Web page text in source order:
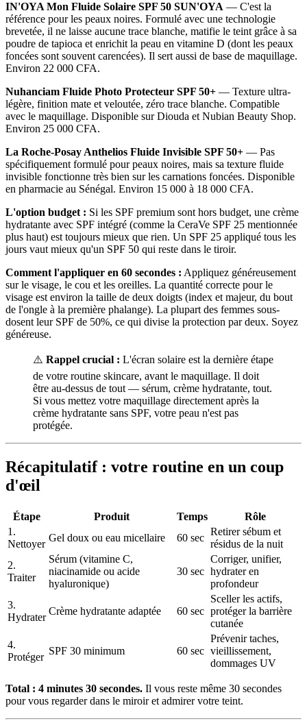
IN'OYA Mon Fluide Solaire SPF 50 SUN'OYA — C'est la
référence pour les peaux noires. Formulé avec une technologie
brevetée, il ne laisse aucune trace blanche, matifie le teint grâce à sa
poudre de tapioca et enrichit la peau en vitamine D (dont les peaux
foncées sont souvent carencées). Il sert aussi de base de maquillage.
Environ 22 000 CFA.
Nuhanciam Fluide Photo Protecteur SPF 50+ — Texture ultra-
légère, finition mate et veloutée, zéro trace blanche. Compatible
avec le maquillage. Disponible sur Diouda et Nubian Beauty Shop.
Environ 25 000 CFA.
La Roche-Posay Anthelios Fluide Invisible SPF 50+ — Pas
spécifiquement formulé pour peaux noires, mais sa texture fluide
invisible fonctionne très bien sur les carnations foncées. Disponible
en pharmacie au Sénégal. Environ 15 000 à 18 000 CFA.
L'option budget : Si les SPF premium sont hors budget, une crème
hydratante avec SPF intégré (comme la CeraVe SPF 25 mentionnée
plus haut) est toujours mieux que rien. Un SPF 25 appliqué tous les
jours vaut mieux qu'un SPF 50 qui reste dans le tiroir.
Comment l'appliquer en 60 secondes : Appliquez généreusement
sur le visage, le cou et les oreilles. La quantité correcte pour le
visage est environ la taille de deux doigts (index et majeur, du bout
de l'ongle à la première phalange). La plupart des femmes sous-
dosent leur SPF de 50%, ce qui divise la protection par deux. Soyez
généreuse.
⚠️ Rappel crucial : L'écran solaire est la dernière étape
de votre routine skincare, avant le maquillage. Il doit
être au-dessus de tout — sérum, crème hydratante, tout.
Si vous mettez votre maquillage directement après la
crème hydratante sans SPF, votre peau n'est pas
protégée.
Récapitulatif : votre routine en un coup
d'œil
Étape Produit Temps
Rôle
1.
Nettoyer
Gel doux ou eau micellaire 60 sec
Retirer sébum et
résidus de la nuit
2.
Traiter
Sérum (vitamine C,
niacinamide ou acide
hyaluronique)
30 sec
Corriger, unifier,
hydrater en
profondeur
3.
Hydrater
Crème hydratante adaptée 60 sec
Sceller les actifs,
protéger la barrière
cutanée
4.
Protéger
SPF 30 minimum 60 sec
Prévenir taches,
vieillissement,
dommages UV
Total : 4 minutes 30 secondes. Il vous reste même 30 secondes
pour vous regarder dans le miroir et admirer votre teint.